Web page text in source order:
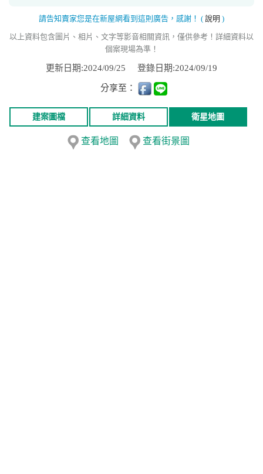
請告知賣家您是在新屋網看到這則廣告，感謝！ ( 說明 )
以上資料包含圖片、相片、文字等影音相關資訊，僅供參考！詳細資料以
個案現場為準！
更新日期:2024/09/25 登錄日期:2024/09/19
分享至：
建案圖檔 詳細資料 衛星地圖
查看地圖 查看街景圖